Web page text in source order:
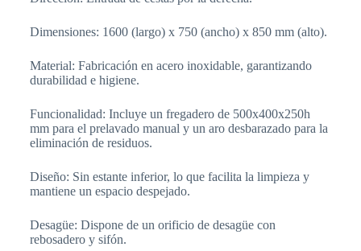
Dimensiones: 1600 (largo) x 750 (ancho) x 850 mm (alto).
Material: Fabricación en acero inoxidable, garantizando
durabilidad e higiene.
Funcionalidad: Incluye un fregadero de 500x400x250h
mm para el prelavado manual y un aro desbarazado para la
eliminación de residuos.
Diseño: Sin estante inferior, lo que facilita la limpieza y
mantiene un espacio despejado.
Desagüe: Dispone de un orificio de desagüe con
rebosadero y sifón.